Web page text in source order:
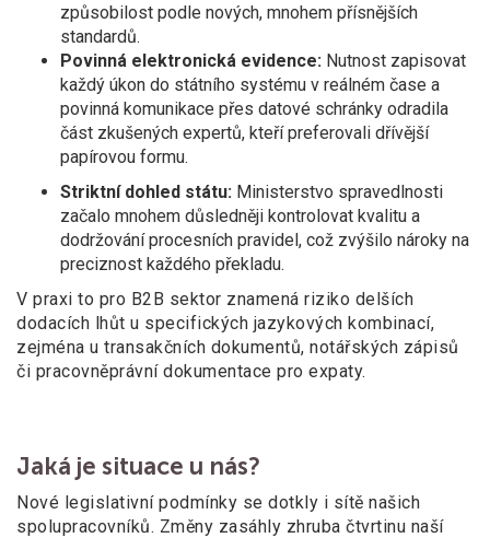
způsobilost podle nových, mnohem přísnějších
standardů.
Povinná elektronická evidence: Nutnost zapisovat
každý úkon do státního systému v reálném čase a
povinná komunikace přes datové schránky odradila
část zkušených expertů, kteří preferovali dřívější
papírovou formu.
Striktní dohled státu: Ministerstvo spravedlnosti
začalo mnohem důsledněji kontrolovat kvalitu a
dodržování procesních pravidel, což zvýšilo nároky na
preciznost každého překladu.
V praxi to pro B2B sektor znamená riziko delších
dodacích lhůt u specifických jazykových kombinací,
zejména u transakčních dokumentů, notářských zápisů
či pracovněprávní dokumentace pro expaty.
Jaká je situace u nás?
Nové legislativní podmínky se dotkly i sítě našich
spolupracovníků. Změny zasáhly zhruba čtvrtinu naší